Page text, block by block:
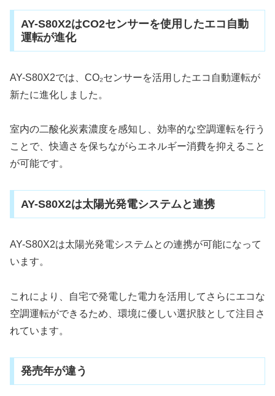
AY-S80X2はCO2センサーを使用したエコ自動
運転が進化
AY-S80X2では、CO₂センサーを活用したエコ自動運転が
新たに進化しました。
室内の二酸化炭素濃度を感知し、効率的な空調運転を行う
ことで、快適さを保ちながらエネルギー消費を抑えること
が可能です。
AY-S80X2は太陽光発電システムと連携
AY-S80X2は太陽光発電システムとの連携が可能になって
います。
これにより、自宅で発電した電力を活用してさらにエコな
空調運転ができるため、環境に優しい選択肢として注目さ
れています。
発売年が違う